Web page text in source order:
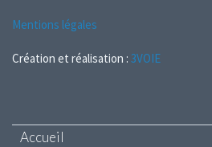
Mentions légales
Création et réalisation : 3VOIE
Accueil